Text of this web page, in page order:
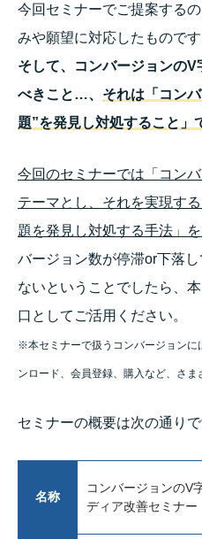
今回セミナーでご提案する
みや願望に対応したものです
そして、コンバージョンの
べきこと…、 それは「コン
題”を発見し対処すること」
今回のセミナーでは「コン
テーマとし、それを実現す
題を発見し対処する手法」を
バージョン数が停滞or下落
ないということでしたら、
口としてご活用ください。
※本セミナーで扱うコンバージョンに
ンロード、会員登録、購入など、さま
セミナーの概要は次の通りで
名称
コンバージョンのV
ディア改善セミナー